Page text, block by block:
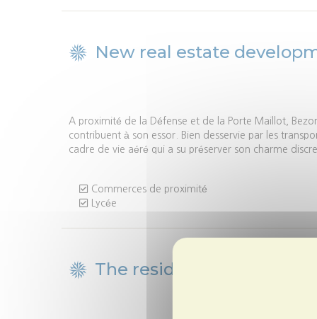
New real estate
Description
de
la
A proximité de la Défense et de la Porte Maillot,
contribuent à son essor. Bien desservie par les
cadre de vie aéré qui a su préserver son charme
Commerces de proximité
Lycée
The residence: